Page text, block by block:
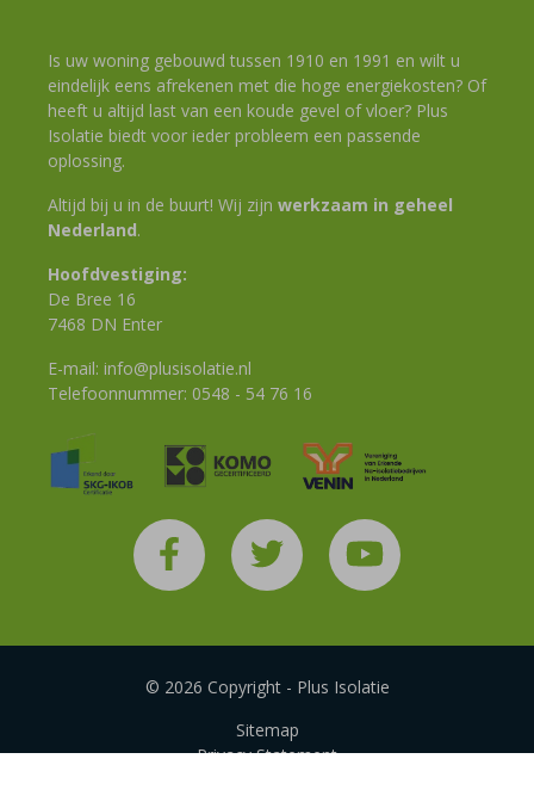
Is uw woning gebouwd tussen 1910 en 1991 en wilt u
eindelijk eens afrekenen met die hoge energiekosten? Of
heeft u altijd last van een koude gevel of vloer? Plus
Isolatie biedt voor ieder probleem een passende
oplossing.
Altijd bij u in de buurt! Wij zijn werkzaam in geheel
Nederland.
Hoofdvestiging:
De Bree 16
7468 DN Enter
E-mail: info@plusisolatie.nl
Telefoonnummer: 0548 - 54 76 16
© 2026 Copyright - Plus Isolatie
Sitemap
Privacy Statement